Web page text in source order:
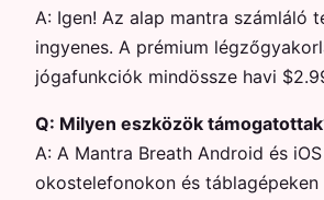
A: Igen! Az alap mantra számláló
ingyenes. A prémium
jógafunkciók mindössze havi
Q: Milyen eszközök
A: A Mantra Breath Android és iOS
okostelefonokon és táblagépeken